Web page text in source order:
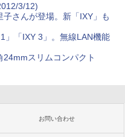
3/12)
子さんが登場。新「IXY」も
」「IXY 3」。無線LAN機能
スリムコンパクト
お問い合わせ